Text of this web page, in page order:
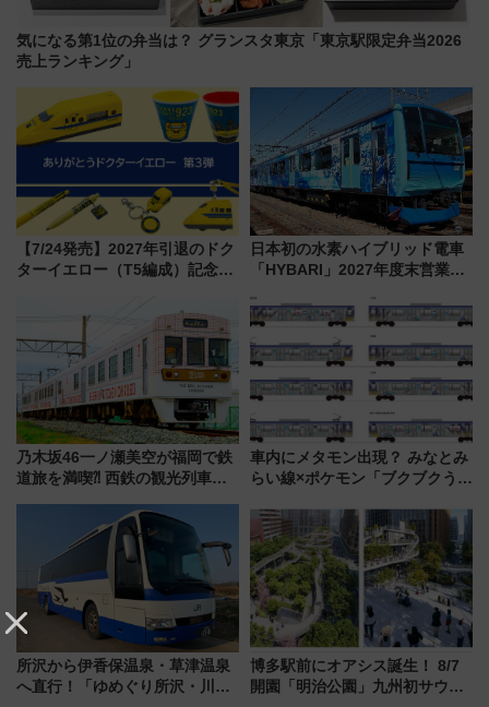
気になる第1位の弁当は？ グランスタ東京「東京駅限定弁当2026
売上ランキング」
【7/24発売】2027年引退のドク
ターイエロー（T5編成）記念グ
送の目覚まし時計など通販・販
日本初の水素ハイブリッド電車
「HYBARI」2027年度末営業運
で水素利活用が加速
乃木坂46一ノ瀬美空が福岡で鉄
道旅を満喫⁈ 西鉄の観光列車
CHIKUGO」で巡る福岡･太宰
府･柳川の旅！YouTubeが公開
車内にメタモン出現？ みなとみ
らい線×ポケモン「ブクブクうみ
行開始に！ この夏は直通列車で
横浜へ！
所沢から伊香保温泉・草津温泉
へ直行！「ゆめぐり所沢・川越
博多駅前にオアシス誕生！ 8/7
開園「明治公園」九州初サウナ